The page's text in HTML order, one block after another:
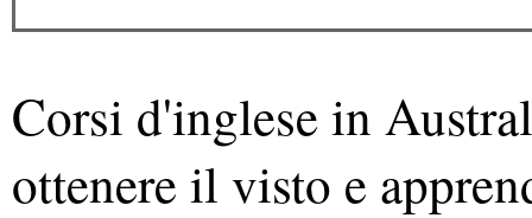
Corsi d'inglese in
ottenere il visto e